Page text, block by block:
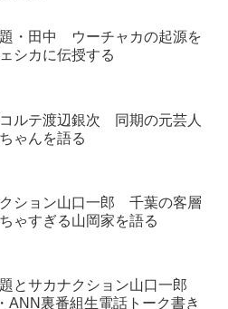
・田中 ウーチャカの起源を
シカに伝授する
コルテ渡辺銀次 同期の元芸人
ゃんを語る
ション山口一郎 千葉の客層
ゃすぎる山岡家を語る
とサカナクション山口一郎
ANN裏番組生電話トーク書き